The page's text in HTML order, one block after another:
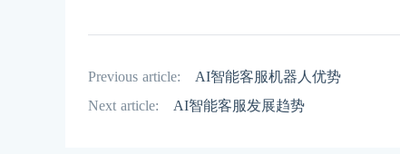
Previous article:
AI智能客服机器人优势
Next article:
AI智能客服发展趋势